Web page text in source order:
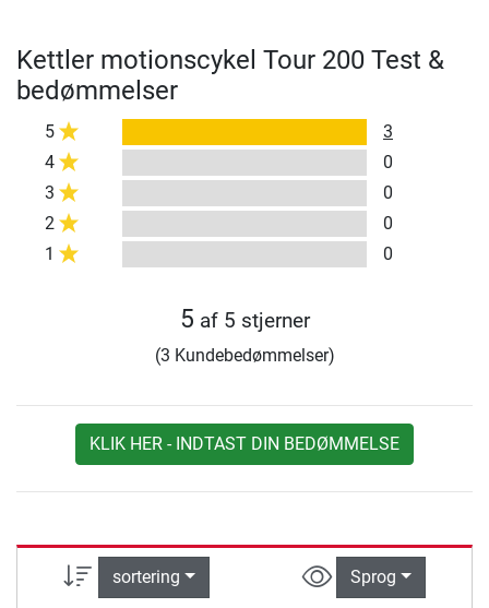
Kettler motionscykel Tour 200 Test &
bedømmelser
5
3
4
0
3
0
2
0
1
0
5 af 5 stjerner
(3 Kundebedømmelser)
KLIK HER - INDTAST DIN BEDØMMELSE
sortering Sprog